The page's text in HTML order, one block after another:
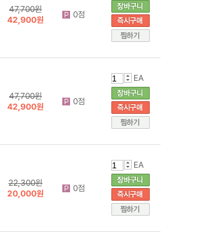
47,700원
42,900원
0점
47,700원
42,900원
0점
EA
22,300원
20,000원
0점
EA